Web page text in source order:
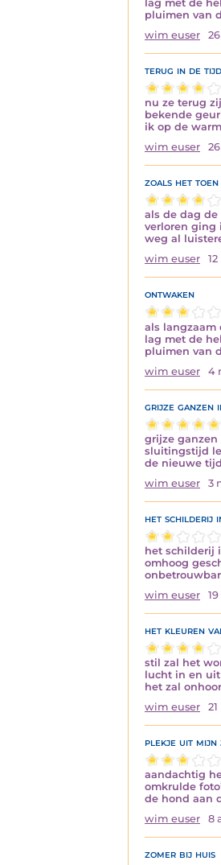
lag met de
pluimen van
wim euser
terug in de tijd
nu ze terug
bekende
ik op de
wim euser
zoals het toen
als de dag
verloren ging
weg al
wim euser
ontwaken
als langzaam
lag met de
pluimen van
wim euser
4
grijze ganzen
grijze ganzen
sluitingstijd
de nieuwe
wim euser
3
het schilderij
het schilderij
omhoog
wim euser
het kleuren
stil zal het
lucht in en uit
het zal
wim euser
plekje uit mijn
aandachtig
omkrulde
de hond aan
wim euser
8
zomer bij huis